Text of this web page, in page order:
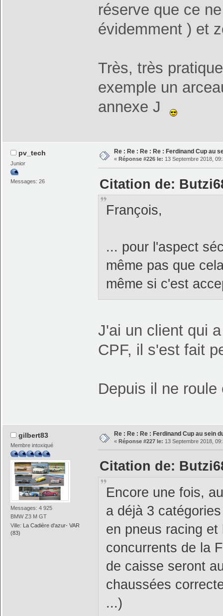
réserve que ce
évidemment ) et
Très, très
exemple un
annexe J
pv_tech
Junior
Messages: 26
Re : Re : Re : Re : Ferdinand Cup au
« Réponse #226 le: 13 Septembre 2018,
Citation de:
François,
... pour l'aspect
même pas que
même si c'est
J'ai un client qui
CPF, il s'est fait
Depuis il ne
gilbert83
Membre intoxiqué
Messages: 4 925
BMW Z3 M GT
Ville: La Cadière d'azur- VAR
(83)
Re : Re : Re : Ferdinand Cup au sein
« Réponse #227 le: 13 Septembre 2018,
Citation de:
Encore une fois,
a déjà 3
en pneus racing
concurrents de la
de caisse seront
chaussées
...)